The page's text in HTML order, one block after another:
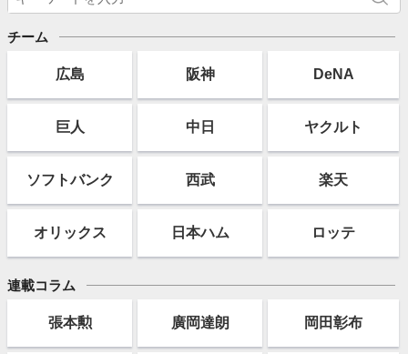
チーム
広島 阪神 DeNA
巨人 中日 ヤクルト
ソフトバンク 西武 楽天
オリックス 日本ハム ロッテ
連載コラム
張本勲 廣岡達朗 岡田彰布